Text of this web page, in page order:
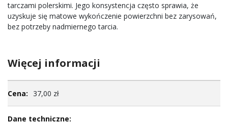
tarczami polerskimi. Jego konsystencja często sprawia, że
uzyskuje się matowe wykończenie powierzchni bez zarysowań,
bez potrzeby nadmiernego tarcia.
Więcej informacji
informacji37,00 zł